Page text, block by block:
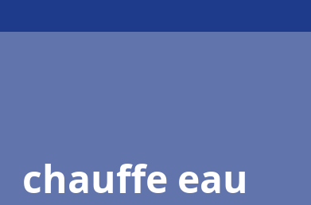
chauffe eau